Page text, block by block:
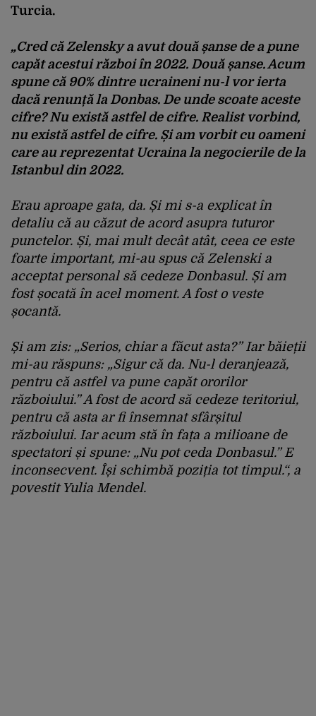
Turcia.
„Cred că Zelensky a avut două șanse de a pune
capăt acestui război în 2022. Două șanse. Acum
spune că 90% dintre ucraineni nu-l vor ierta
dacă renunță la Donbas. De unde scoate aceste
cifre? Nu există astfel de cifre. Realist vorbind,
nu există astfel de cifre. Și am vorbit cu oameni
care au reprezentat Ucraina la negocierile de la
Istanbul din 2022.
Erau aproape gata, da. Și mi s-a explicat în
detaliu că au căzut de acord asupra tuturor
punctelor. Și, mai mult decât atât, ceea ce este
foarte important, mi-au spus că Zelenski a
acceptat personal să cedeze Donbasul. Și am
fost șocată în acel moment. A fost o veste
șocantă.
Și am zis: „Serios, chiar a făcut asta?” Iar băieții
mi-au răspuns: „Sigur că da. Nu-l deranjează,
pentru că astfel va pune capăt ororilor
războiului.” A fost de acord să cedeze teritoriul,
pentru că asta ar fi însemnat sfârșitul
războiului. Iar acum stă în fața a milioane de
spectatori și spune: „Nu pot ceda Donbasul.” E
inconsecvent. Își schimbă poziția tot timpul.“, a
povestit Yulia Mendel.